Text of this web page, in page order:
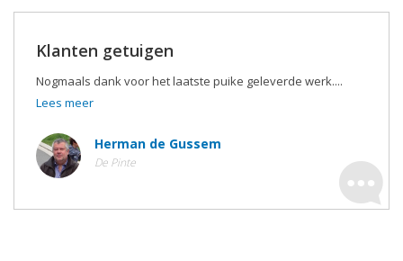
Klanten getuigen
Nogmaals dank voor het laatste puike geleverde werk....
Lees meer
Herman de Gussem
De Pinte